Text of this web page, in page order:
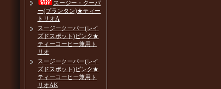
スージー・クーパ
ー(プランタン)★ティー
トリオA
スージークーパー(レイ
ズドスポット)ピンク★
ティーコーヒー兼用ト
リオ
スージークーパー(レイ
ズドスポット)ピンク★
ティーコーヒー兼用ト
リオAK